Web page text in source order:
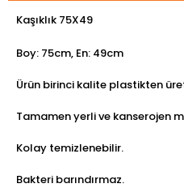
Kaşıklık 75X49
Boy: 75cm, En: 49cm
Ürün birinci kalite plastikten
Tamamen yerli ve kanserojen
Kolay temizlenebilir.
Bakteri barındırmaz.